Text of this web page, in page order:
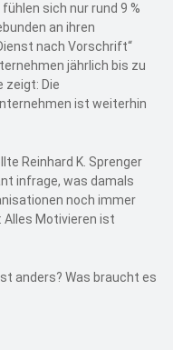
sich nur rund 9 %
an ihren
nach Vorschrift“
jährlich bis zu
zeigt: Die
ist weiterhin
Reinhard K. Sprenger
infrage, was damals
noch immer
Motivieren ist
anders? Was braucht es